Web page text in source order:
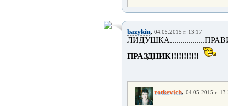
bazykin, 04.05.2015 г. 13:17
ПРАЗДНИК!!!!!!!!!!!
rotkevich, 04.05.2015 г.